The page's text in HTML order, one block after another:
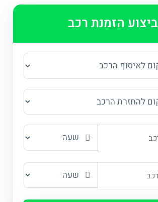
ביצוע הזמנת רכב